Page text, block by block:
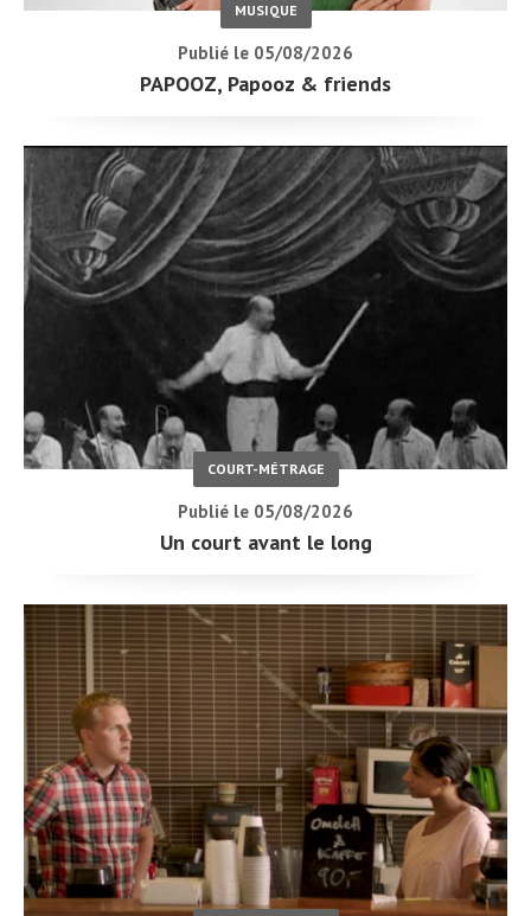
MUSIQUE
Publié le 05/08/2026
PAPOOZ, Papooz & friends
COURT-MÉTRAGE
Publié le 05/08/2026
Un court avant le long